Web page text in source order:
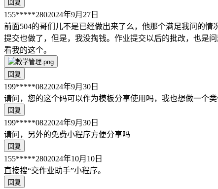
回复
155*****2802024年9月27日
前面504的哥们儿不是已经做出来了么，他那个满足我问的
提交也做了，但是，我没掏钱。作业提交以后的批改，也是
看我的这个。
回复
199*****0822024年9月30日
请问，您的这个码可以作为模板分享使用吗，我也想做一个
回复
199*****0822024年9月30日
请问，另外的免费小程序方便分享吗
回复
155*****2802024年10月10日
直接搜“交作业助手”小程序。
回复